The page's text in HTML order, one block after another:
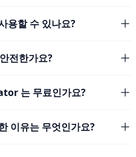
용할 수 있나요?
전한가요?
는 무료인가요?
이유는 무엇인가요?